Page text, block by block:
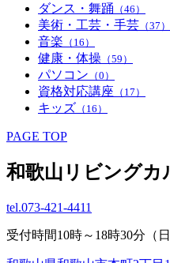
ダンス・舞踊 （46）
美術・工芸・手芸 （37）
音楽 （16）
健康・体操 （59）
パソコン （0）
資格対応講座 （17）
キッズ （16）
PAGE TOP
和歌山リビングカ
tel.073-421-4411
受付時間10時～18時30分（